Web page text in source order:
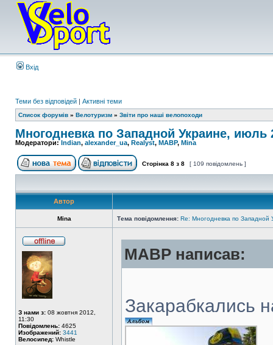
Вхід
Теми без відповідей | Активні теми
Список форумів » Велотуризм » Звіти про наші велопоходи
Многодневка по Западной Украине, июль
Модератори:Indian, alexander_ua, Realyst, MABP, Mina
Сторінка 8 з 8 [ 109 повідомлень ]
Автор
Mina Тема повідомлення: Re: Многодневка по Западной
З нами з: 08 жовтня 2012,
11:30
Повідомлень: 4625
Изображений: 3441
Велосипед: Whistle
MABP написав:
Закарабкались